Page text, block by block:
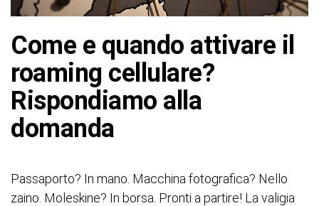
Come e quando attivare il
roaming cellulare?
Rispondiamo alla
domanda
Passaporto? In mano. Macchina fotografica? Nello
zaino. Moleskine? In borsa. Pronti a partire! La valigia